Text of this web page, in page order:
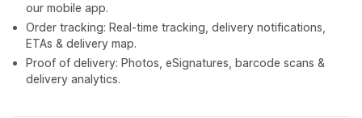
our mobile app.
Order tracking: Real-time tracking, delivery notifications,
ETAs & delivery map.
Proof of delivery: Photos, eSignatures, barcode scans &
delivery analytics.